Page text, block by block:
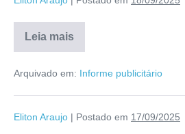
Leia mais
Arquivado em: Informe publicitário
Eliton Araujo | Postado em 17/09/2025